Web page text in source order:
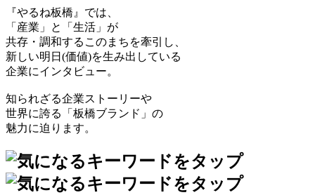
『やるね板橋』では、
「産業」と「生活」が
共存・調和するこのまちを牽引し、
新しい明日(価値)を生み出している
企業にインタビュー。
知られざる企業ストーリーや
世界に誇る「板橋ブランド」の
魅力に迫ります。